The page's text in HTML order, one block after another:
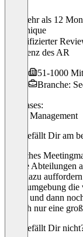
Vor mehr als 12
Dominique
Verifizierter
Assistenz des AR
51-1000
Branche:
Use cases:
Board Management
Was gefällt Dir am
Einfaches
andere Abteilungen
Mail dazu
Datenumgebung
Tablet und dann
einfach nur eine
Was gefällt Dir